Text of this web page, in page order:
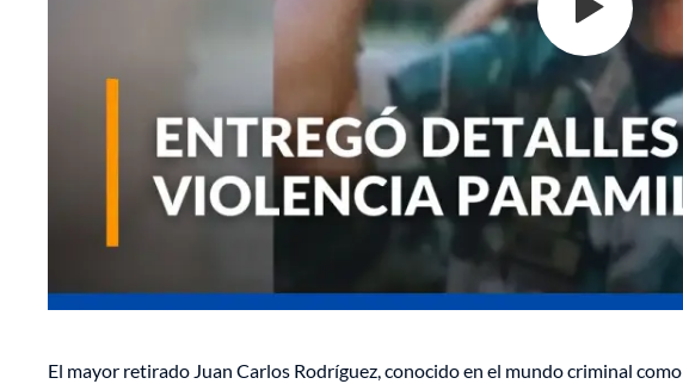
El mayor retirado Juan Carlos Rodríguez, conocido en el mundo criminal como